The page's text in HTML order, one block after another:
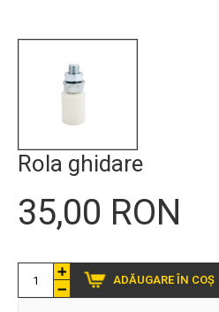
Rola ghidare
35,00 RON
ADĂUGARE ÎN COȘ